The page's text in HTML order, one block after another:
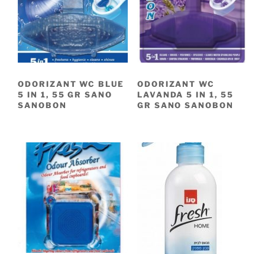
ODORIZANT WC BLUE
5 IN 1, 55 GR SANO
SANOBON
ODORIZANT WC
LAVANDA 5 IN 1, 55
GR SANO SANOBON